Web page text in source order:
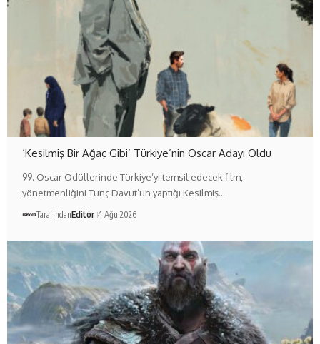
‘Kesilmiş Bir Ağaç Gibi’ Türkiye’nin Oscar Adayı Oldu
99. Oscar Ödüllerinde Türkiye’yi temsil edecek film,
yönetmenliğini Tunç Davut’un yaptığı Kesilmiş…
TarafındanEditör 4 Ağu 2026